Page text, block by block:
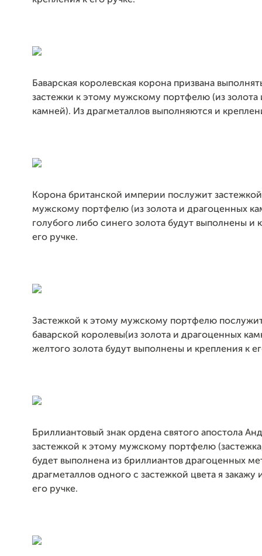
Баварская королевская корона призвана
застежки к этому мужскому портфелю (из золота
камней). Из драгметаллов выполняются и
Корона британской империи послужит
мужскому портфелю (из золота и драгоценных
голубого либо синего золота будут выполнены и
его ручке.
Застежкой к этому мужскому портфелю
баварской королевы(из золота и драгоценных
желтого золота будут выполнены и крепления к
Бриллиантовый знак ордена святого апостола
застежкой к этому мужскому портфелю
будет выполнена из бриллиантов драгоценных
драгметаллов одного с застежкой цвета я закажу
его ручке.